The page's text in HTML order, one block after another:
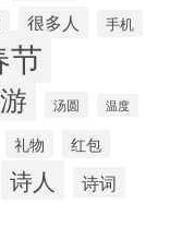
很多人 手机
节
汤圆 温度
礼物 红包
诗人 诗词